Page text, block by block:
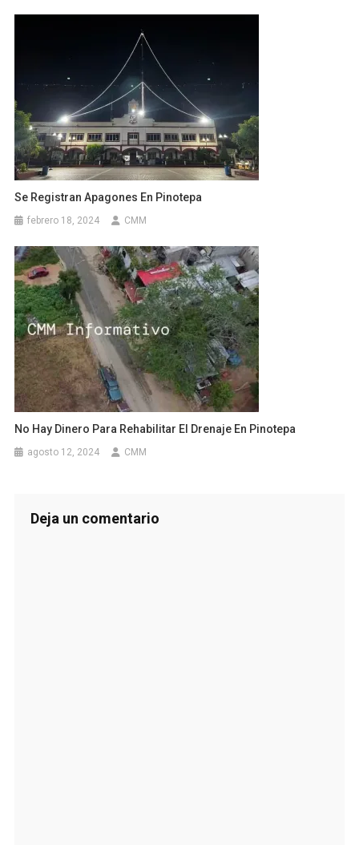
Se Registran Apagones En Pinotepa
febrero 18, 2024 CMM
No Hay Dinero Para Rehabilitar El Drenaje En Pinotepa
agosto 12, 2024 CMM
Deja un comentario